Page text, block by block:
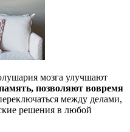
мозга улучшают
позволяют вовремя
между делами,
решения в любой